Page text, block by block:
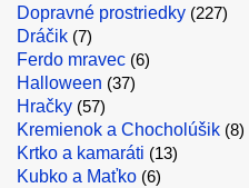
Dopravné prostriedky (227)
Dráčik (7)
Ferdo mravec (6)
Halloween (37)
Hračky (57)
Kremienok a Chocholúšik (8)
Krtko a kamaráti (13)
Kubko a Maťko (6)